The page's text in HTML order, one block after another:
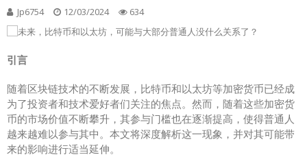
Jp6754 12/03/2024 634
引言
随着区块链技术的不断发展，比特币和以太坊等加密货币已经成
为了投资者和技术爱好者们关注的焦点。然而，随着这些加密货
币的市场价值不断攀升，其参与门槛也在逐渐提高，使得普通人
越来越难以参与其中。本文将深度解析这一现象，并对其可能带
来的影响进行适当延伸。